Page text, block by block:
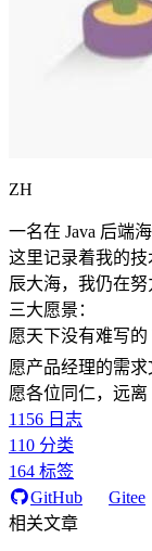
ZH
一名在 Java 后端
这里记录着我的
辰大海，我仍在努
三大愿景：
愿天下没有难写的
愿产品经理的需求
愿各位同仁，远离
1156 日志
110 分类
164 标签
GitHub
Gitee
相关文章